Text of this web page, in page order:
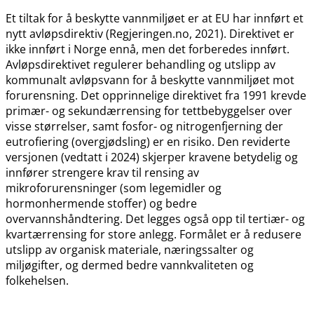
Et tiltak for å beskytte vannmiljøet er at EU har innført et
nytt avløpsdirektiv (Regjeringen.no, 2021). Direktivet er
ikke innført i Norge ennå, men det forberedes innført.
Avløpsdirektivet regulerer behandling og utslipp av
kommunalt avløpsvann for å beskytte vannmiljøet mot
forurensning. Det opprinnelige direktivet fra 1991 krevde
primær- og sekundærrensing for tettbebyggelser over
visse størrelser, samt fosfor- og nitrogenfjerning der
eutrofiering (overgjødsling) er en risiko. Den reviderte
versjonen (vedtatt i 2024) skjerper kravene betydelig og
innfører strengere krav til rensing av
mikroforurensninger (som legemidler og
hormonhermende stoffer) og bedre
overvannshåndtering. Det legges også opp til tertiær- og
kvartærrensing for store anlegg. Formålet er å redusere
utslipp av organisk materiale, næringssalter og
miljøgifter, og dermed bedre vannkvaliteten og
folkehelsen.